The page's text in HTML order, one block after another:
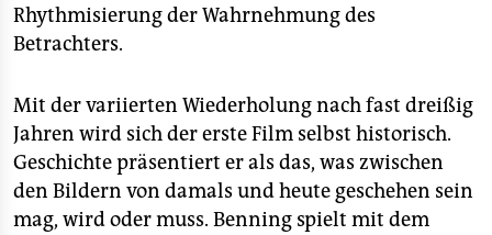
Rhythmisierung der Wahrnehmung des
Betrachters.
Mit der variierten Wiederholung nach fast dreißig
Jahren wird sich der erste Film selbst historisch.
Geschichte präsentiert er als das, was zwischen
den Bildern von damals und heute geschehen sein
mag, wird oder muss. Benning spielt mit dem